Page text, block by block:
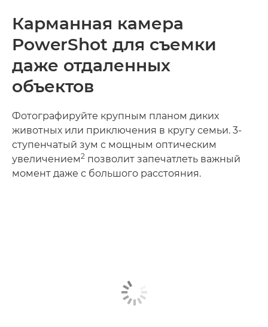
Карманная камера
PowerShot для съемки
даже отдаленных
объектов
Фотографируйте крупным планом диких
животных или приключения в кругу семьи. 3-
ступенчатый зум с мощным оптическим
увеличением2 позволит запечатлеть важный
момент даже с большого расстояния.